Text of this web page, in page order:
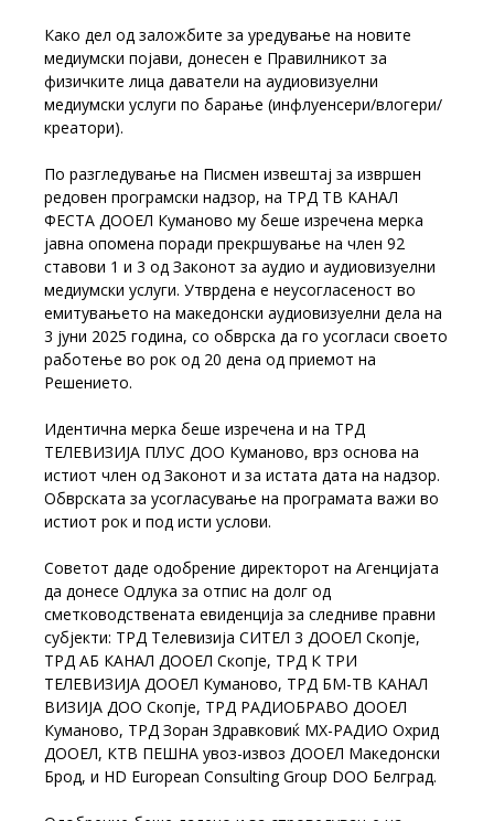
Како дел од заложбите за уредување на новите
медиумски појави, донесен е Правилникот за
физичките лица даватели на аудиовизуелни
медиумски услуги по барање (инфлуенсери/влогери/
креатори).
По разгледување на Писмен извештај за извршен
редовен програмски надзор, на ТРД ТВ КАНАЛ
ФЕСТА ДООЕЛ Куманово му беше изречена мерка
јавна опомена поради прекршување на член 92
ставови 1 и 3 од Законот за аудио и аудиовизуелни
медиумски услуги. Утврдена е неусогласеност во
емитувањето на македонски аудиовизуелни дела на
3 јуни 2025 година, со обврска да го усогласи своето
работење во рок од 20 дена од приемот на
Решението.
Идентична мерка беше изречена и на ТРД
ТЕЛЕВИЗИЈА ПЛУС ДОО Куманово, врз основа на
истиот член од Законот и за истата дата на надзор.
Обврската за усогласување на програмата важи во
истиот рок и под исти услови.
Советот даде одобрение директорот на Агенцијата
да донесе Одлука за отпис на долг од
сметководствената евиденција за следниве правни
субјекти: ТРД Телевизија СИТЕЛ 3 ДООЕЛ Скопје,
ТРД АБ КАНАЛ ДООЕЛ Скопје, ТРД К ТРИ
ТЕЛЕВИЗИЈА ДООЕЛ Куманово, ТРД БМ-ТВ КАНАЛ
ВИЗИЈА ДОО Скопје, ТРД РАДИОБРАВО ДООЕЛ
Куманово, ТРД Зоран Здравковиќ МХ-РАДИО Охрид
ДООЕЛ, КТВ ПЕШНА увоз-извоз ДООЕЛ Македонски
Брод, и HD European Consulting Group DОО Белград.